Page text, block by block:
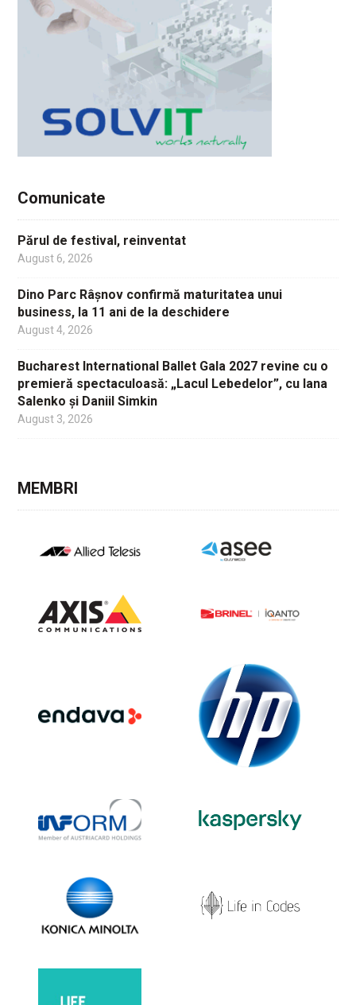
Comunicate
Părul de festival, reinventat
August 6, 2026
Dino Parc Râșnov confirmă maturitatea unui
business, la 11 ani de la deschidere
August 4, 2026
Bucharest International Ballet Gala 2027 revine cu o
premieră spectaculoasă: „Lacul Lebedelor”, cu Iana
Salenko și Daniil Simkin
August 3, 2026
MEMBRI